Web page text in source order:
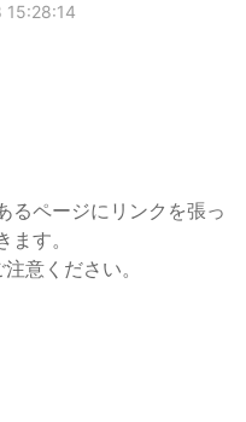
るページにリンクを張っ
す。
意ください。